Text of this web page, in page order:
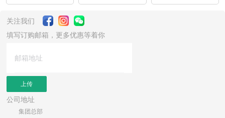
关注我们
填写订购邮箱，更多优惠等着你
上传
公司地址
集团总部